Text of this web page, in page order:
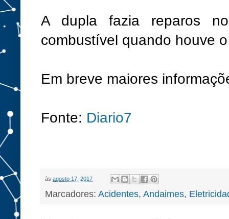
A dupla fazia reparos
combustível quando houve
Em breve maiores
Fonte: Diario7
às agosto 17, 2017
Marcadores: Acidentes, Andaimes,